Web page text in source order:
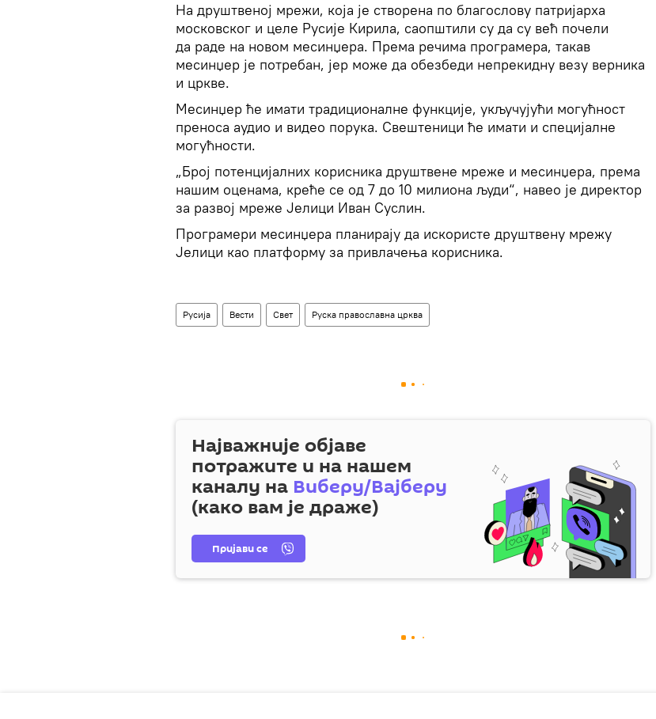
На друштвеној мрежи, која је створена по благослову патријарха
московског и целе Русије Кирила, саопштили су да су већ почели
да раде на новом месинџера. Према речима програмера, такав
месинџер је потребан, јер може да обезбеди непрекидну везу верника
и цркве.
Месинџер ће имати традиционалне функције, укључујући могућност
преноса аудио и видео порука. Свештеници ће имати и специјалне
могућности.
„Број потенцијалних корисника друштвене мреже и месинџера, према
нашим оценама, креће се од 7 до 10 милиона људи“, навео је директор
за развој мреже Јелици Иван Суслин.
Програмери месинџера планирају да искористе друштвену мрежу
Јелици као платформу за привлачења корисника.
Русија Вести Свет Руска православна црква
Најважније објаве
потражите и на нашем
каналу на Виберу/Вајберу
(како вам је драже)
Пријави се